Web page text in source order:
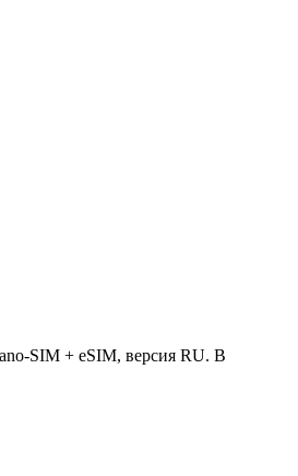
SIM + eSIM, версия RU. В